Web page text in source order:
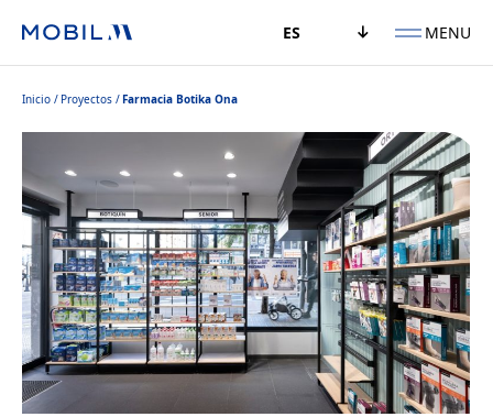
ES MENU
Inicio Proyectos Farmacia Botika Ona